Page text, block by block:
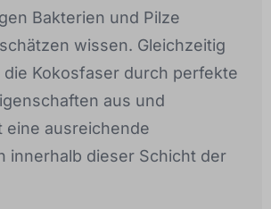
Bakterien und Pilze
wissen. Gleichzeitig
Kokosfaser durch perfekte
aus und
eine ausreichende
innerhalb dieser Schicht der